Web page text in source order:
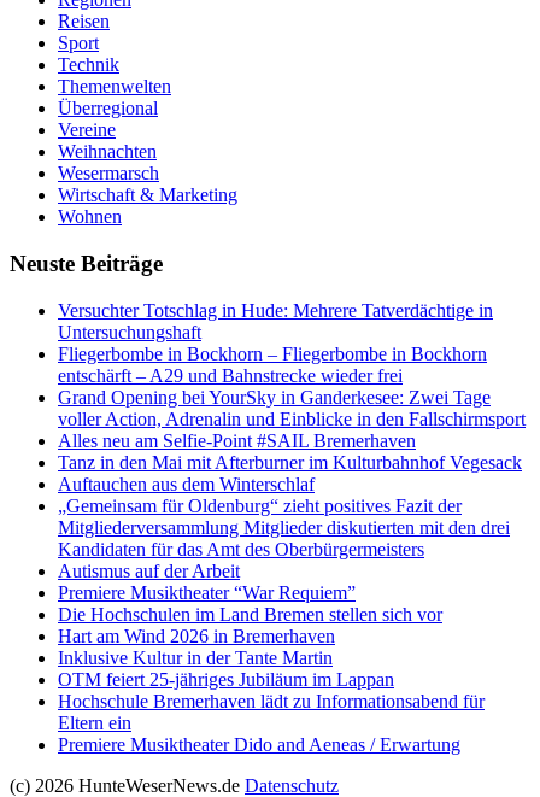
Reisen
Sport
Technik
Themenwelten
Überregional
Vereine
Weihnachten
Wesermarsch
Wirtschaft & Marketing
Wohnen
Neuste Beiträge
Versucht­er Totschlag in Hude: Mehrere Tatverdächtige in
Untersuchungshaft
Fliegerbombe in Bockhorn – Fliegerbombe in Bockhorn
entschärft – A29 und Bahnstrecke wieder frei
Grand Opening bei YourSky in Ganderkesee: Zwei Tage
voller Action, Adrenalin und Einblicke in den Fallschirmsport
Alles neu am Selfie-Point #SAIL Bremerhaven
Tanz in den Mai mit Afterburner im Kulturbahnhof Vegesack
Auftauchen aus dem Winterschlaf
„Gemeinsam für Oldenburg“ zieht positives Fazit der
Mitgliederversammlung Mitglieder diskutierten mit den drei
Kandidaten für das Amt des Oberbürgermeisters
Autismus auf der Arbeit
Premiere Musiktheater “War Requiem”
Die Hochschulen im Land Bremen stellen sich vor
Hart am Wind 2026 in Bremerhaven
Inklusive Kultur in der Tante Martin
OTM feiert 25-jähriges Jubiläum im Lappan
Hochschule Bremerhaven lädt zu Informationsabend für
Eltern ein
Premiere Musiktheater Dido and Aeneas / Erwartung
(c) 2026 HunteWeserNews.de Datenschutz